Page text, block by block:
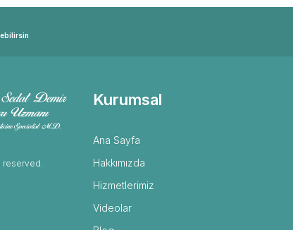
reserved.
Kurumsal
Ana Sayfa
Hakkımızda
Hizmetlerimiz
Videolar